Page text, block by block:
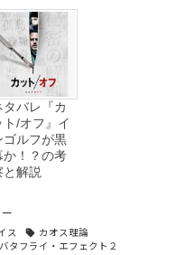
タバレ『カ
ト/オフ』イ
ゴルフが黒
か！？の考
と解説
ス
カオス理論
バタフライ・エフェクト２